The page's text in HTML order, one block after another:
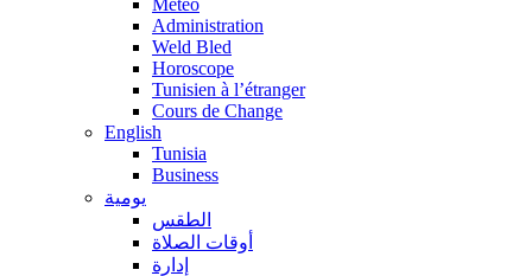
Méteo
Administration
Weld Bled
Horoscope
Tunisien à l’étranger
Cours de Change
English
Tunisia
Business
يومية
الطقس
أوقات الصلاة
إدارة